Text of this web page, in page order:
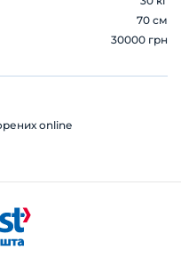
70 см
30000 грн
online